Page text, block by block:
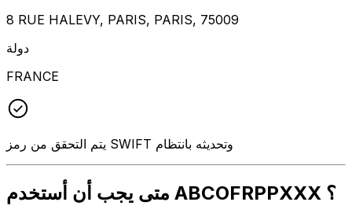
8 RUE HALEVY, PARIS, PARIS, 75009
دولة
FRANCE
يتم التحقق من رمز SWIFT وتحديثه بانتظام
متى يجب أن أستخدم ABCOFRPPXXX ؟